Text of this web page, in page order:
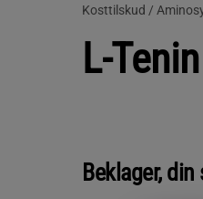
Kosttilskud /
L-Tenin
Beklager,